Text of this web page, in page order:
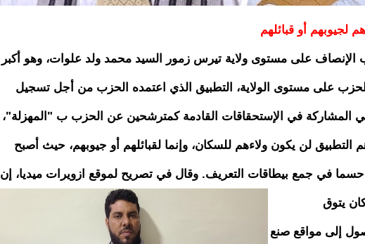
لجيوبهم أو قبائلهم
على مستوى ولاية تيرس زمور السيد محمد ولد علوات، وهو أكبر
على مستوى الولاية، التطبيق الذي اعتمده الحزب من أجل تسجيل
المشاركة في الإستحقاقات القادمة كمترشحين عن الحزب ب "المهزلة"،
لن يكون ولاءهم للسكان، وإنما لقبائلهم أو جيوبهم، حيث أصبح
حسما في جمع بيطاقات التعريف. وقال في تصريح لموقع ازويرات ميديا، إن
يتوق
إلى مواقع صنع